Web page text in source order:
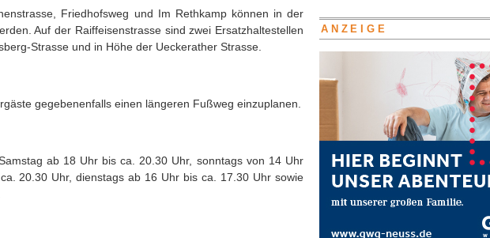
Friedhofsweg und Im Rethkamp können in der
Auf der Raiffeisenstrasse sind zwei Ersatzhaltestellen
Strasse und in Höhe der Ueckerather Strasse.
gegebenenfalls einen längeren Fußweg einzuplanen.
ab 18 Uhr bis ca. 20.30 Uhr, sonntags von 14 Uhr
20.30 Uhr, dienstags ab 16 Uhr bis ca. 17.30 Uhr sowie
ANZEIGE